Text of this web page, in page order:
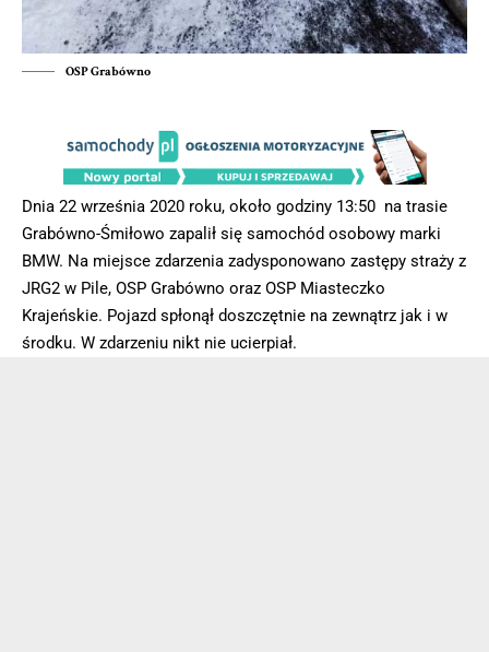
OSP Grabówno
Dnia 22 września 2020 roku, około godziny 13:50 na trasie
Grabówno-Śmiłowo zapalił się samochód osobowy marki
BMW. Na miejsce zdarzenia zadysponowano zastępy straży z
JRG2 w Pile, OSP Grabówno oraz OSP Miasteczko
Krajeńskie. Pojazd spłonął doszczętnie na zewnątrz jak i w
środku. W zdarzeniu nikt nie ucierpiał.